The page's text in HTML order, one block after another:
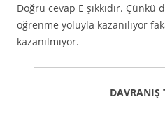
Doğru cevap E şıkkıdır.
öğrenme yoluyla kazanılıyor
kazanılmıyor.
DAVRANIŞ